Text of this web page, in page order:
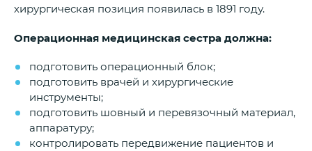
хирургическая позиция появилась в 1891 году.
Операционная медицинская сестра должна:
подготовить операционный блок;
подготовить врачей и хирургические
инструменты;
подготовить шовный и перевязочный материал,
аппаратуру;
контролировать передвижение пациентов и